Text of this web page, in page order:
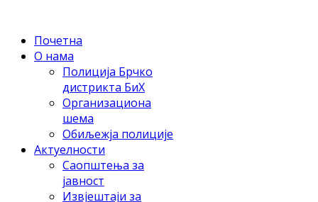
Почетна
О нама
Полиција Брчко
дистрикта БиХ
Организациона
шема
Обиљежја полиције
Актуелности
Саопштења за
јавност
Извјештаји за